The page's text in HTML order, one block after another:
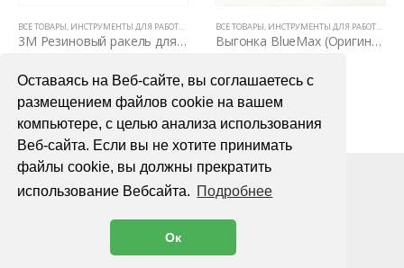
Оставаясь на Веб-сайте, вы соглашаетесь с
размещением файлов cookie на вашем
компьютере, с целью анализа использования
Веб-сайта. Если вы не хотите принимать
файлы cookie, вы должны прекратить
использование Вебсайта. Подробнее
Ок
,НОЖИ И ЛЕЗВИЯ
ВСЕ ТОВАРЫ, ИНСТРУМЕНТЫ ДЛЯ РАБОТЫ С ПЛЕНКАМИ ,РАКЕЛИ, ВЫГОНКИ И СГОНЫ
3М Резиновый ракель для нанесения защитной пленки GT1010
В КОРЗИНУ
ВСЕ ТОВАРЫ, ИНСТРУМЕНТЫ ДЛЯ РАБОТЫ С ПЛЕНКАМИ
Выгонка BlueMax (Оригинал)
В КОРЗИНУ